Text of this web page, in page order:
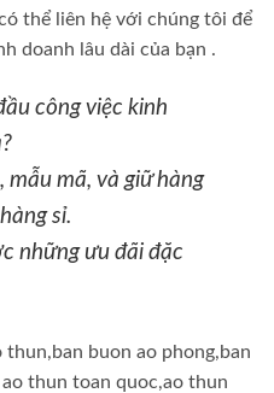
thể liên hệ với chúng tôi để
doanh lâu dài của bạn .
công việc kinh
mẫu mã, và giữ hàng
sỉ.
những ưu đãi đặc
thun,ban buon ao phong,ban
thun toan quoc,ao thun